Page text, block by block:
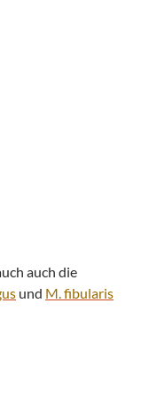
auch die
und M. fibularis